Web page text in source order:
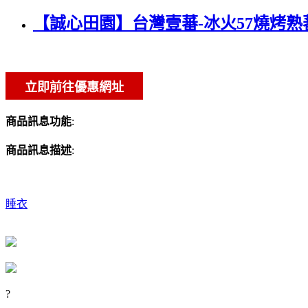
【誠心田園】台灣壹蕃-冰火57燒烤熟
商品訊息功能:
商品訊息描述:
睡衣
?